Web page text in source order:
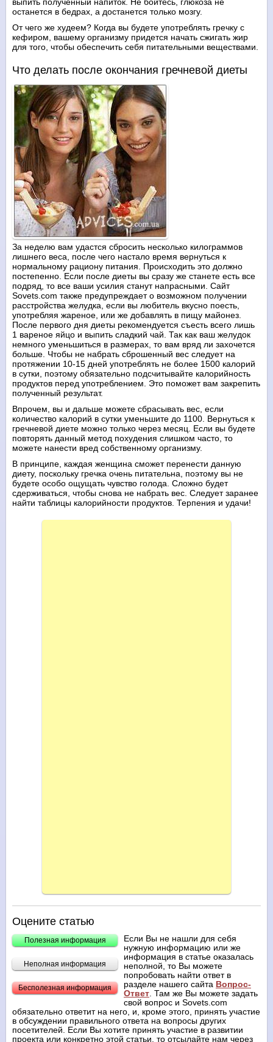
выпить полученный напиток. Не бойтесь, глюкоза не
останется в бедрах, а достанется только мозгу.
От чего же худеем? Когда вы будете употреблять гречку с
кефиром, вашему организму придется начать сжигать жир
для того, чтобы обеспечить себя питательными веществами.
Что делать после окончания гречневой диеты
За неделю вам удастся сбросить несколько килограммов
лишнего веса, после чего настало время вернуться к
нормальному рациону питания. Происходить это должно
постепенно. Если после диеты вы сразу же станете есть все
подряд, то все ваши усилия станут напрасными. Сайт
Sovets.com также предупреждает о возможном получении
расстройства желудка, если вы любитель вкусно поесть,
употребляя жареное, или же добавлять в пищу майонез.
После первого дня диеты рекомендуется съесть всего лишь
1 вареное яйцо и выпить сладкий чай. Так как ваш желудок
немного уменьшиться в размерах, то вам вряд ли захочется
больше. Чтобы не набрать сброшенный вес следует на
протяжении 10-15 дней употреблять не более 1500 калорий
в сутки, поэтому обязательно подсчитывайте калорийность
продуктов перед употреблением. Это поможет вам закрепить
полученный результат.
Впрочем, вы и дальше можете сбрасывать вес, если
количество калорий в сутки уменьшите до 1100. Вернуться к
гречневой диете можно только через месяц. Если вы будете
повторять данный метод похудения слишком часто, то
можете нанести вред собственному организму.
В принципе, каждая женщина сможет перенести данную
диету, поскольку гречка очень питательна, поэтому вы не
будете особо ощущать чувство голода. Сложно будет
сдерживаться, чтобы снова не набрать вес. Следует заранее
найти таблицы калорийности продуктов. Терпения и удачи!
Оцените статью
Полезная информация
Неполная информация
Бесполезная информация
Если Вы не нашли для себя
нужную информацию или же
информация в статье оказалась
неполной, то Вы можете
попробовать найти ответ в
разделе нашего сайта Вопрос-
Ответ. Там же Вы можете задать
свой вопрос и Sovets.com
обязательно ответит на него, и, кроме этого, принять участие
в обсуждении правильного ответа на вопросы других
посетителей. Если Вы хотите принять участие в развитии
проекта или конкретно этой статьи, то отсылайте нам через